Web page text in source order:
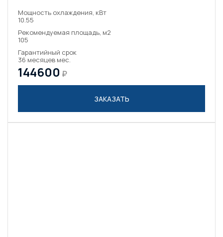
Мощность охлаждения, кВт
10.55
Рекомендуемая площадь, м2
105
Гарантийный срок
36 месяцев мес.
144600 ₽
ЗАКАЗАТЬ